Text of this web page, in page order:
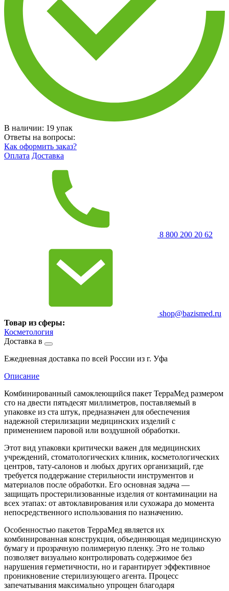
В наличии: 19 упак
Ответы на вопросы:
Как оформить заказ?
Оплата Доставка
8 800 200 20 62
shop@bazismed.ru
Товар из сферы:
Косметология
Доставка в
Ежедневная доставка по всей России из г. Уфа
Описание
Комбинированный самоклеющийся пакет ТерраМед размером
сто на двести пятьдесят миллиметров, поставляемый в
упаковке из ста штук, предназначен для обеспечения
надежной стерилизации медицинских изделий с
применением паровой или воздушной обработки.
Этот вид упаковки критически важен для медицинских
учреждений, стоматологических клиник, косметологических
центров, тату-салонов и любых других организаций, где
требуется поддержание стерильности инструментов и
материалов после обработки. Его основная задача —
защищать простерилизованные изделия от контаминации на
всех этапах: от автоклавирования или сухожара до момента
непосредственного использования по назначению.
Особенностью пакетов ТерраМед является их
комбинированная конструкция, объединяющая медицинскую
бумагу и прозрачную полимерную пленку. Это не только
позволяет визуально контролировать содержимое без
нарушения герметичности, но и гарантирует эффективное
проникновение стерилизующего агента. Процесс
запечатывания максимально упрощен благодаря